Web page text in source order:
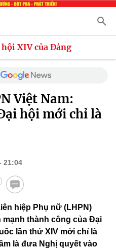
XIV của Đảng
Việt Nam:
hội mới chỉ là
21:04
hiệp Phụ nữ (LHPN)
mạnh thành công của Đại
lần thứ XIV mới chỉ là
là đưa Nghị quyết vào